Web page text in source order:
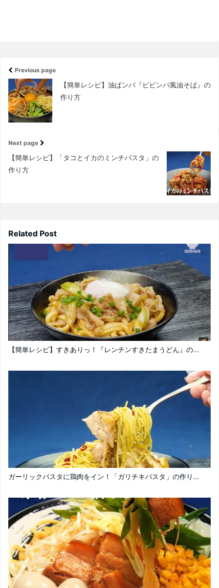
Previous page
【簡単レシピ】油ばンバ『ビビンバ風油そば』の
作り方
Next page
【簡単レシピ】「タコとイカのミンチパスタ」の
作り方
Related Post
【簡単レシピ】すきありっ！『レンチンすきたまうどん』の...
ガーリックパスタに鶏肉をイン！「ガリチキパスタ」の作り...